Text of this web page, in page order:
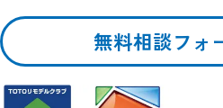
無料相談フォ